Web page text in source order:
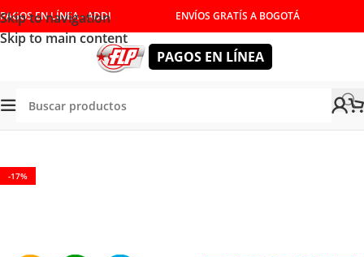
Skip to navigation
Skip to main content
PAGOS EN LÍNEA - ADDI ENVÍOS GRATÍS A BOGOTÁ
PAGOS EN LÍNEA
Y LLAVES JUEGO DE DESTORNILLADORES
-17%